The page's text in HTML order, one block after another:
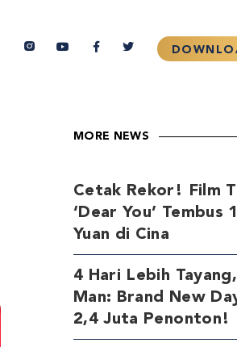
MORE NEWS
Cetak Rekor! Film
‘Dear You’ Tembus
Yuan di Cina
4 Hari Lebih
Man: Brand New
2,4 Juta Penonton!